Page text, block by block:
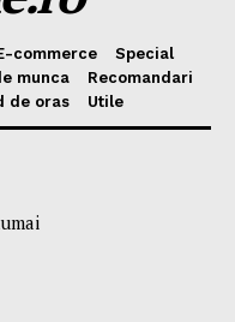
commerce
Special
munca
Recomandari
de oras Utile